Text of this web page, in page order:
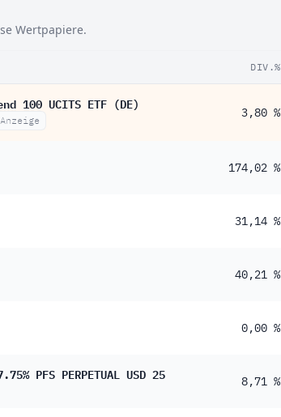
Wertpapiere.
DIV.%
100 UCITS ETF (DE)
Anzeige
3,80 %
174,02 %
31,14 %
40,21 %
0,00 %
PFS PERPETUAL USD 25 8,71 %